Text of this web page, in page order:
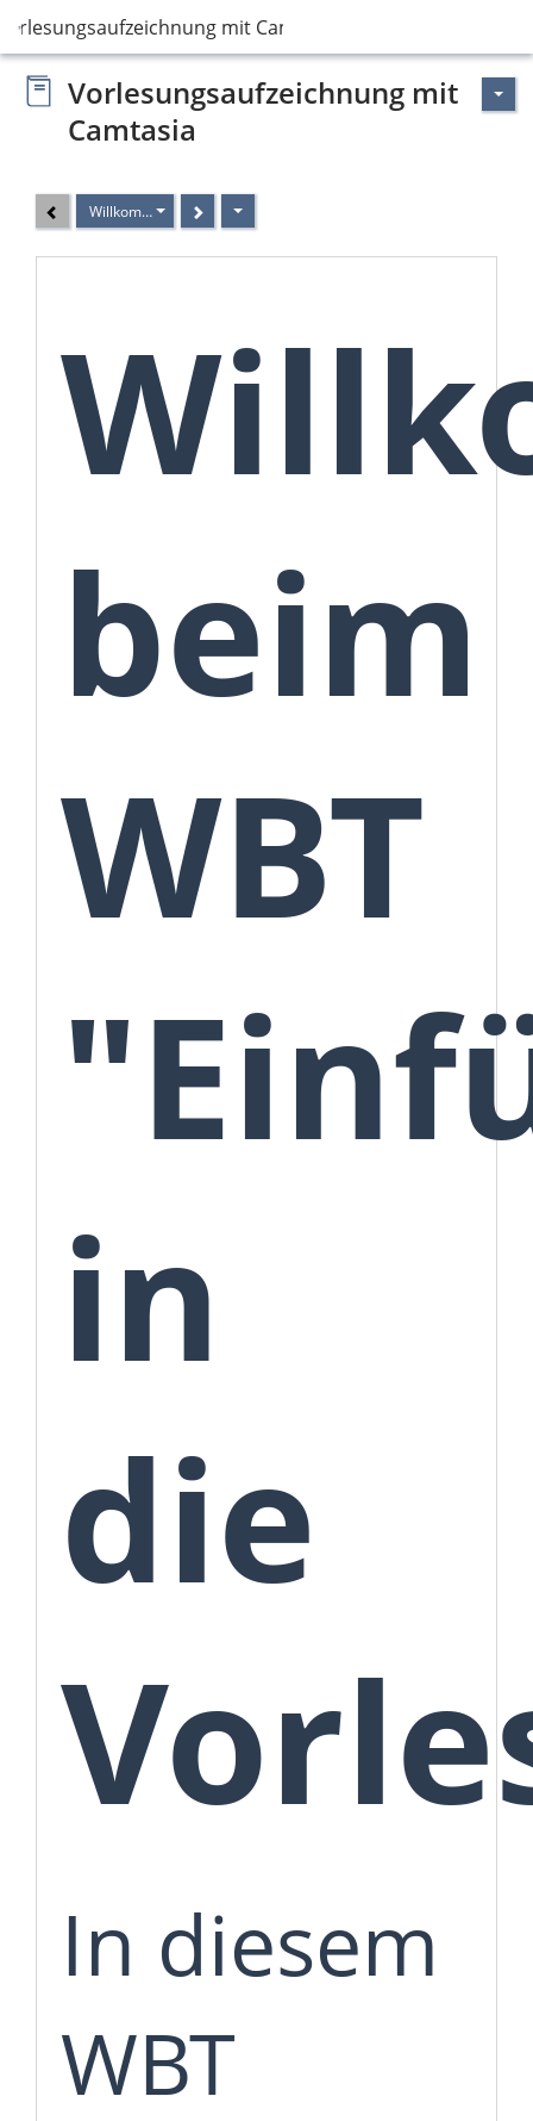
mit Camtasia
Vorlesungsaufzeichnung mit
Camtasia
Willkommen beim WBT "Einführung in die
beim
WBT
in
die
In diesem
WBT